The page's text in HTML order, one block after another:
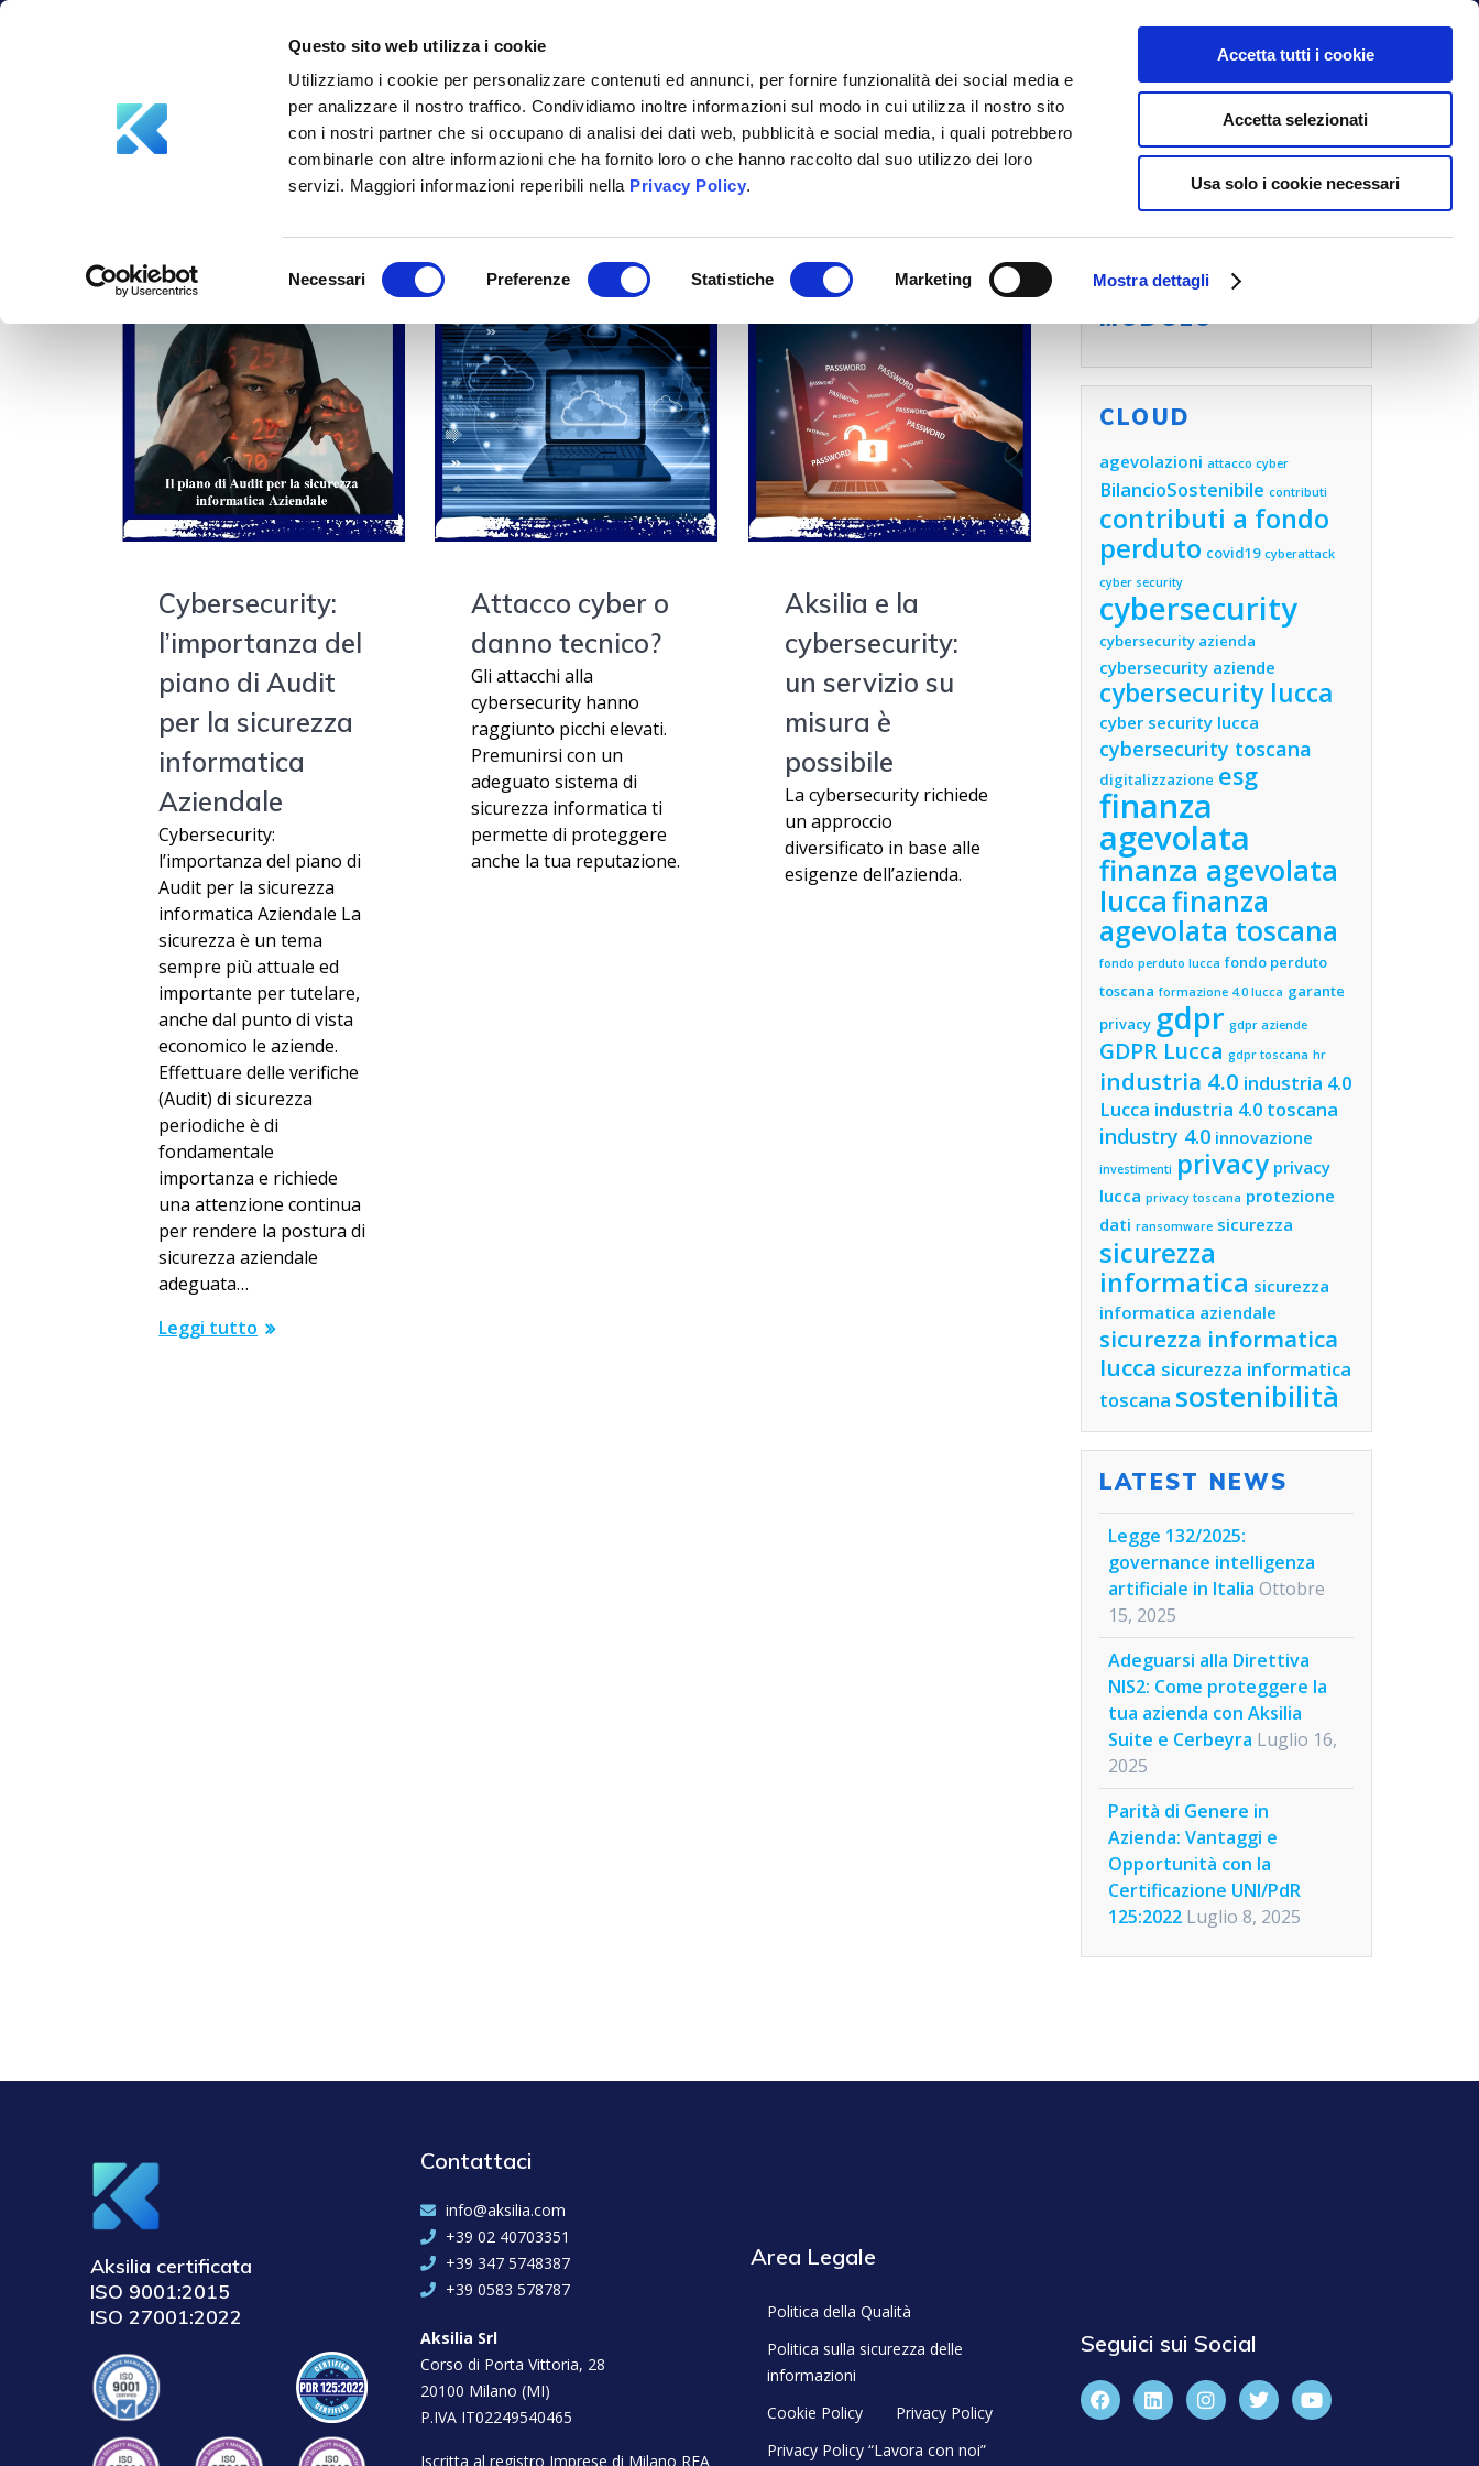
Questo sito web utilizza i cookie
Utilizziamo i cookie per personalizzare contenuti ed annunci, per fornire funzionalità dei social media e
per analizzare il nostro traffico. Condividiamo inoltre informazioni sul modo in cui utilizza il nostro sito
con i nostri partner che si occupano di analisi dei dati web, pubblicità e social media, i quali potrebbero
combinarle con altre informazioni che ha fornito loro o che hanno raccolto dal suo utilizzo dei loro
servizi. Maggiori informazioni reperibili nella Privacy Policy.
Necessari Preferenze Statistiche Marketing Mostra dettagli
Accetta tutti i cookie
Accetta selezionati
Usa solo i cookie necessari
CHI SIAMO SERVIZI BITRIX24 LAVORA CON NOI BLOG
Cybersecurity:
l’importanza del
piano di Audit
per la sicurezza
informatica
Aziendale
Cybersecurity:
l’importanza del piano di
Audit per la sicurezza
informatica Aziendale La
sicurezza è un tema
sempre più attuale ed
importante per tutelare,
anche dal punto di vista
economico le aziende.
Effettuare delle verifiche
(Audit) di sicurezza
periodiche è di
fondamentale
importanza e richiede
una attenzione continua
per rendere la postura di
sicurezza aziendale
adeguata…
Leggi tutto
Attacco cyber o
danno tecnico?
Gli attacchi alla
cybersecurity hanno
raggiunto picchi elevati.
Premunirsi con un
adeguato sistema di
sicurezza informatica ti
permette di proteggere
anche la tua reputazione.
Aksilia e la
cybersecurity:
un servizio su
misura è
possibile
La cybersecurity richiede
un approccio
diversificato in base alle
esigenze dell’azienda.
COMPILA ORA IL
MODULO
CLOUD
agevolazioni attacco cyber
BilancioSostenibile contributi
contributi a fondo
perduto covid19 cyberattack
cyber security
cybersecurity
cybersecurity azienda
cybersecurity aziende
cybersecurity lucca
cyber security lucca
cybersecurity toscana
digitalizzazione esg
finanza
agevolata
finanza agevolata
luccafinanza
agevolata toscana
fondo perduto lucca fondo perduto
toscana formazione 4.0 lucca garante
privacy gdpr gdpr aziende
GDPR Lucca gdpr toscana hr
industria 4.0 industria 4.0
Lucca industria 4.0 toscana
industry 4.0 innovazione
investimenti privacy privacy
lucca privacy toscana protezione
dati ransomware sicurezza
sicurezza
informatica sicurezza
informatica aziendale
sicurezza informatica
lucca sicurezza informatica
toscana sostenibilità
LATEST NEWS
Legge 132/2025:
governance intelligenza
artificiale in Italia Ottobre
15, 2025
Adeguarsi alla Direttiva
NIS2: Come proteggere la
tua azienda con Aksilia
Suite e Cerbeyra Luglio 16,
2025
Parità di Genere in
Azienda: Vantaggi e
Opportunità con la
Certificazione UNI/PdR
125:2022 Luglio 8, 2025
Aksilia certificata
ISO 9001:2015
ISO 27001:2022
Contattaci
info@aksilia.com
+39 02 40703351
+39 347 5748387
+39 0583 578787
Aksilia Srl
Corso di Porta Vittoria, 28
20100 Milano (MI)
P.IVA IT02249540465
Iscritta al registro Imprese di Milano REA
Area Legale
Politica della Qualità
Politica sulla sicurezza delle
informazioni
Cookie Policy
Privacy Policy
Privacy Policy “Lavora con noi”
Seguici sui Social